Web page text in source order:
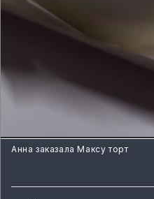
Анна заказала Максу торт